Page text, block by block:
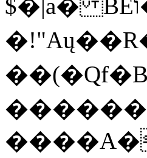
$�|a� BEו��w�{���;���q�X��d%�������W� hU�(�1�Ū}9�S�F<��i�L3�;�
��(�Qf�
������ޞ��ϟak��r��_39$�8�p���7�2�yIZ�R��x��/